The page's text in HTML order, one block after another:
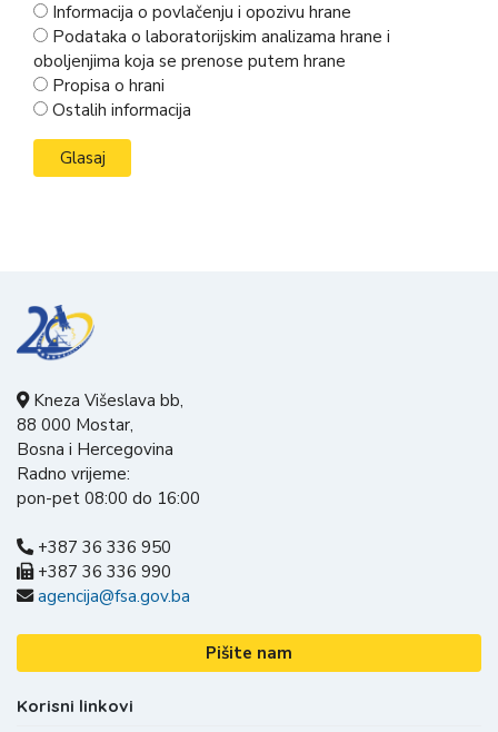
Informacija o povlačenju i opozivu hrane
Podataka o laboratorijskim analizama hrane i
oboljenjima koja se prenose putem hrane
Propisa o hrani
Ostalih informacija
Kneza Višeslava bb,
88 000 Mostar,
Bosna i Hercegovina
Radno vrijeme:
pon-pet 08:00 do 16:00
+387 36 336 950
+387 36 336 990
agencija@fsa.gov.ba
Pišite nam
Korisni linkovi